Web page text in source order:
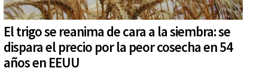
El trigo se reanima de cara a la siembra: se
dispara el precio por la peor cosecha en 54
años en EEUU